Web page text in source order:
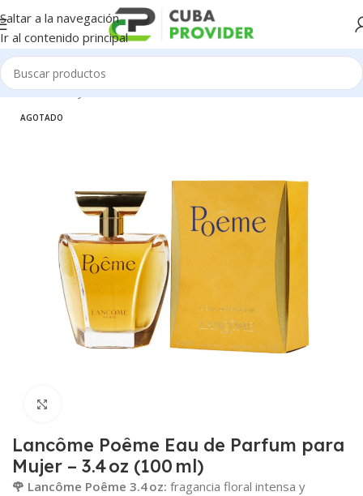
Saltar a la navegación
Ir al contenido principal
Inicio/Salud y Cuidado Personal/Perfumeria
AGOTADO
Lancôme Poême Eau de Parfum para
Mujer – 3.4 oz (100 ml)
🌹 Lancôme Poême 3.4 oz: fragancia floral intensa y